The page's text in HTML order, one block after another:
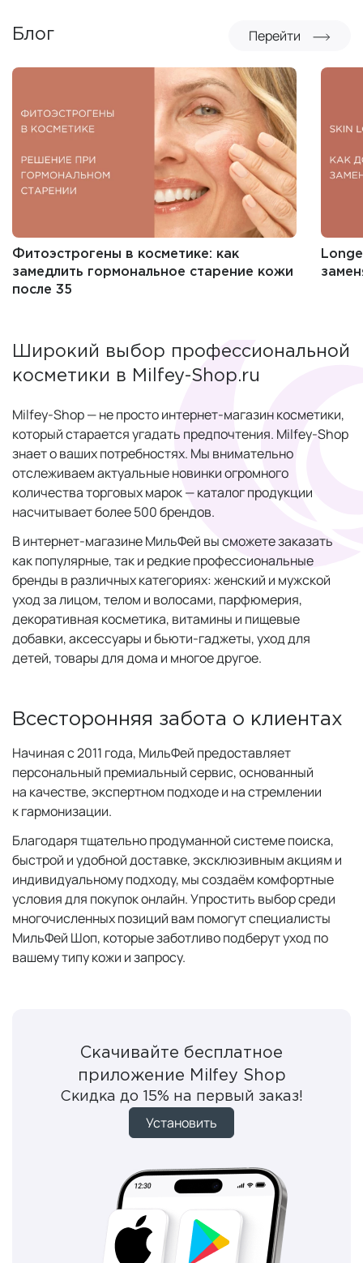
Блог Перейти
Фитоэстрогены в косметике: как
замедлить гормональное старение кожи
после 35
Широкий выбор профессиональной
косметики в Milfey-Shop.ru
Milfey-Shop — не просто интернет-магазин косметики,
который старается угадать предпочтения. Milfey-Shop
знает о ваших потребностях. Мы внимательно
отслеживаем актуальные новинки огромного
количества торговых марок — каталог продукции
насчитывает более 500 брендов.
В интернет-магазине МильФей вы сможете заказать
как популярные, так и редкие профессиональные
бренды в различных категориях: женский и мужской
уход за лицом, телом и волосами, парфюмерия,
декоративная косметика, витамины и пищевые
добавки, аксессуары и бьюти-гаджеты, уход для
детей, товары для дома и многое другое.
Всесторонняя забота о клиентах
Начиная с 2011 года, МильФей предоставляет
персональный премиальный сервис, основанный
на качестве, экспертном подходе и на стремлении
к гармонизации.
Благодаря тщательно продуманной системе поиска,
быстрой и удобной доставке, эксклюзивным акциям и
индивидуальному подходу, мы создаём комфортные
условия для покупок онлайн. Упростить выбор среди
многочисленных позиций вам помогут специалисты
МильФей Шоп, которые заботливо подберут уход по
вашему типу кожи и запросу.
Скачивайте бесплатное
приложение Milfey Shop
Скидка до 15% на первый заказ!
Установить